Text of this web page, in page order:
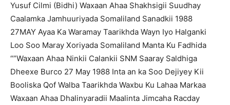
Yusuf Cilmi (Bidhi) Waxaan Ahaa Shakhsigii Suudhay
Caalamka Jamhuuriyada Somaliland Sanadkii 1988
27MAY Ayaa Ka Waramay Taarikhda Wayn Iyo Halganki
Loo Soo Maray Xoriyada Somaliland Manta Ku Fadhida
“”Waxaan Ahaa Ninkii Calankii SNM Saaray Saldhiga
Dheexe Burco 27 May 1988 Inta an ka Soo Dejiyey Kii
Booliska Qof Walba Taarikhda Waxbu Ku Lahaa Markaa
Waxaan Ahaa Dhalinyaradii Maalinta Jimcaha Racday